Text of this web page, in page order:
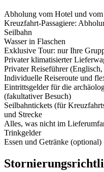
Abholung vom Hotel und
Kreuzfahrt-Passagiere:
Seilbahn
Wasser in Flaschen
Exklusive Tour: nur Ihre
Privater klimatisierter
Privater Reiseführer
Individuelle Reiseroute und
Eintrittsgelder für die
(fakultativer Besuch)
Seilbahntickets (für
und Strecke
Alles, was nicht im
Trinkgelder
Essen und Getränke (optional)